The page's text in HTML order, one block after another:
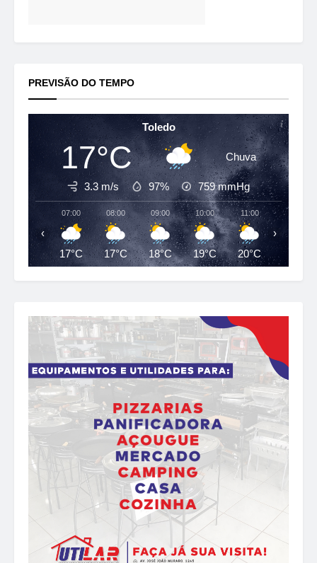
PREVISÃO DO TEMPO
Toledo
17°C Chuva
3.3 m/s 97% 759mmHg
07:00
17°C
08:00
17°C
09:00
18°C
10:00
19°C
11:00
20°C
12:00
‹ ›